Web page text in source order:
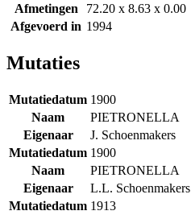
Afmetingen
72.20 x 8.63 x 0.00
Afgevoerd in 1994
Mutaties
Mutatiedatum 1900
Naam
PIETRONELLA
Eigenaar
J. Schoenmakers
Mutatiedatum 1900
Naam
PIETRONELLA
Eigenaar
L.L. Schoenmakers
Mutatiedatum 1913